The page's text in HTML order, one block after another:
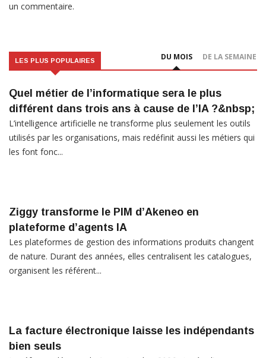
un commentaire.
LES PLUS POPULAIRES DU MOIS DE LA SEMAINE
Quel métier de l’informatique sera le plus
différent dans trois ans à cause de l’IA ?&nbsp;
L’intelligence artificielle ne transforme plus seulement les outils
utilisés par les organisations, mais redéfinit aussi les métiers qui
les font fonc...
Ziggy transforme le PIM d’Akeneo en
plateforme d’agents IA
Les plateformes de gestion des informations produits changent
de nature. Durant des années, elles centralisent les catalogues,
organisent les référent...
La facture électronique laisse les indépendants
bien seuls